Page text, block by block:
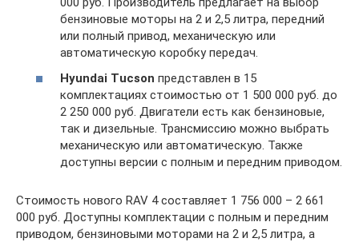
бензиновые моторы на 2 и 2,5 литра, передний
или полный привод, механическую или
автоматическую коробку передач.
Hyundai Tucson представлен в 15
комплектациях стоимостью от 1 500 000 руб. до
2 250 000 руб. Двигатели есть как бензиновые,
так и дизельные. Трансмиссию можно выбрать
механическую или автоматическую. Также
доступны версии с полным и передним приводом.
Стоимость нового RAV 4 составляет 1 756 000 – 2 661
000 руб. Доступны комплектации с полным и передним
приводом, бензиновыми моторами на 2 и 2,5 литра, а